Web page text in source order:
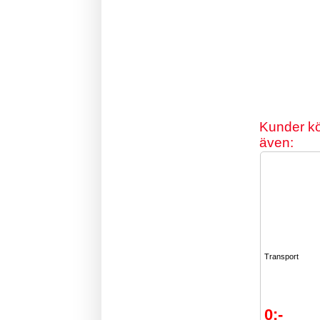
Kunder
även:
Transport
0:-